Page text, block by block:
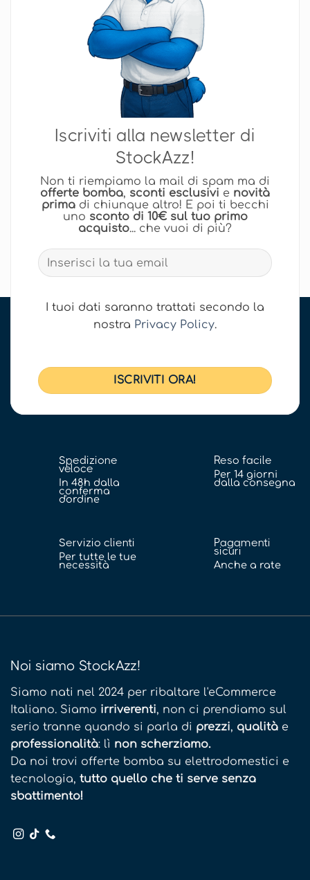
Iscriviti alla newsletter di
StockAzz!
Non ti riempiamo la mail di spam ma di
offerte bomba, sconti esclusivi e novità
primadi chiunque altro! E poi ti becchi
uno sconto di 10€ sul tuo primo
acquisto... che vuoi di più?
I tuoi dati saranno trattati secondo la
nostra Privacy Policy.
Spedizione
veloce
In 48h dalla
conferma
d'ordine
Reso facile
Per 14 giorni
dalla consegna
Servizio clienti
Per tutte le tue
necessità
Pagamenti
sicuri
Anche a rate
Noi siamo StockAzz!
Siamo nati nel 2024 per ribaltare l'eCommerce
Italiano. Siamo irriverenti, non ci prendiamo sul
serio tranne quando si parla di prezzi, qualità e
professionalità: lì non scherziamo.
Da noi trovi offerte bomba su elettrodomestici e
tecnologia, tutto quello che ti serve senza
sbattimento!